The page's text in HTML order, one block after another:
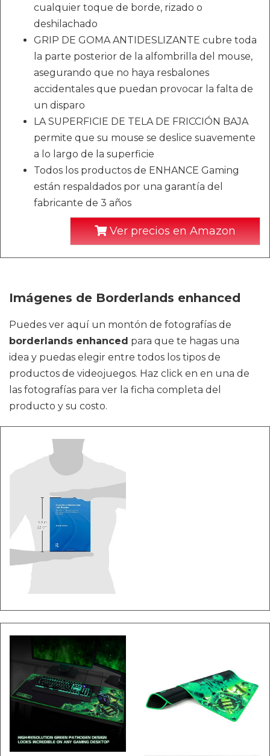
cualquier toque de borde, rizado o
deshilachado
GRIP DE GOMA ANTIDESLIZANTE cubre toda
la parte posterior de la alfombrilla del mouse,
asegurando que no haya resbalones
accidentales que puedan provocar la falta de
un disparo
LA SUPERFICIE DE TELA DE FRICCIÓN BAJA
permite que su mouse se deslice suavemente
a lo largo de la superficie
Todos los productos de ENHANCE Gaming
están respaldados por una garantía del
fabricante de 3 años
Ver precios en Amazon
Imágenes de Borderlands enhanced
Puedes ver aquí un montón de fotografías de
borderlands enhanced para que te hagas una
idea y puedas elegir entre todos los tipos de
productos de videojuegos. Haz click en en una de
las fotografías para ver la ficha completa del
producto y su costo.